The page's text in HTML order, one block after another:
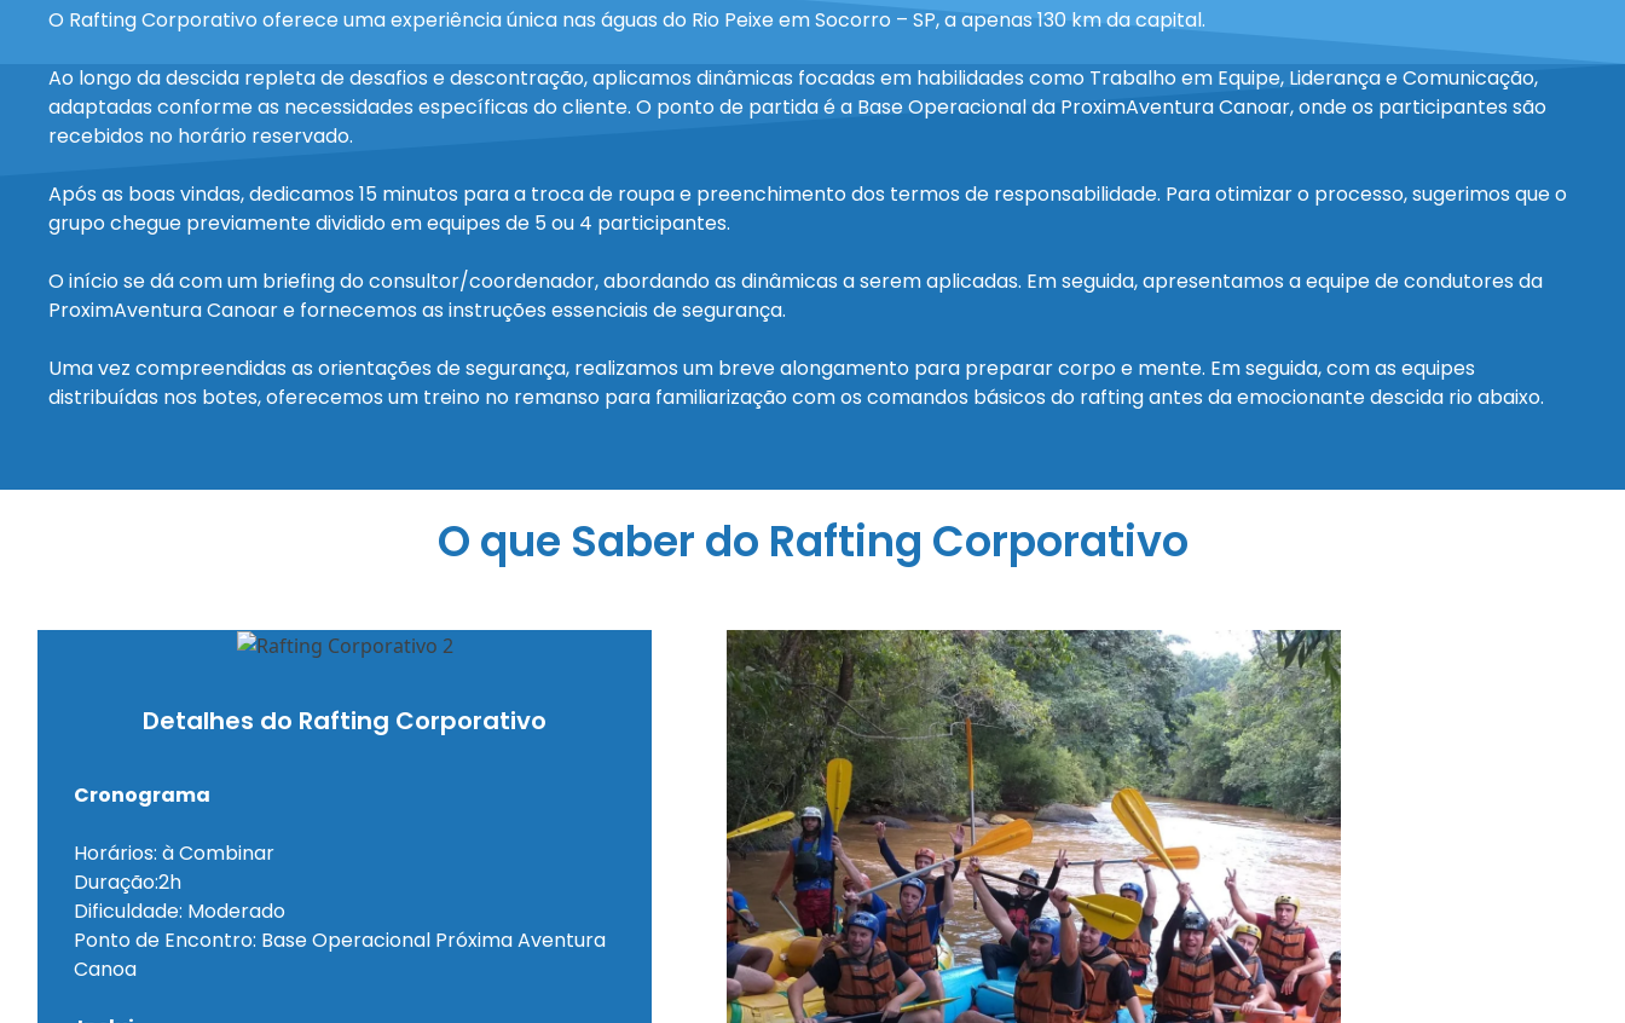
O Rafting Corporativo oferece uma experiência única nas águas do Rio Peixe em Socorro – SP, a apenas 130 km da capital.
Ao longo da descida repleta de desafios e descontração, aplicamos dinâmicas focadas em habilidades como Trabalho em Equipe, Liderança e Comunicação,
adaptadas conforme as necessidades específicas do cliente. O ponto de partida é a Base Operacional da ProximAventura Canoar, onde os participantes são
recebidos no horário reservado.
Após as boas vindas, dedicamos 15 minutos para a troca de roupa e preenchimento dos termos de responsabilidade. Para otimizar o processo, sugerimos que o
grupo chegue previamente dividido em equipes de 5 ou 4 participantes.
O início se dá com um briefing do consultor/coordenador, abordando as dinâmicas a serem aplicadas. Em seguida, apresentamos a equipe de condutores da
ProximAventura Canoar e fornecemos as instruções essenciais de segurança.
Uma vez compreendidas as orientações de segurança, realizamos um breve alongamento para preparar corpo e mente. Em seguida, com as equipes
distribuídas nos botes, oferecemos um treino no remanso para familiarização com os comandos básicos do rafting antes da emocionante descida rio abaixo.
O que Saber do Rafting Corporativo
Detalhes do Rafting Corporativo
Cronograma
Horários: à Combinar
Duração:2h
Dificuldade: Moderado
Ponto de Encontro: Base Operacional Próxima Aventura
Canoa